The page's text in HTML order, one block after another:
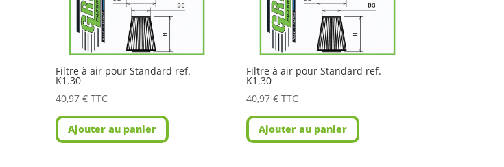
Filtre à air pour Standard ref.
K1.30
40,97€ TTC
Ajouter au panier
Filtre à air pour Standard ref.
K1.30
40,97€ TTC
Ajouter au panier